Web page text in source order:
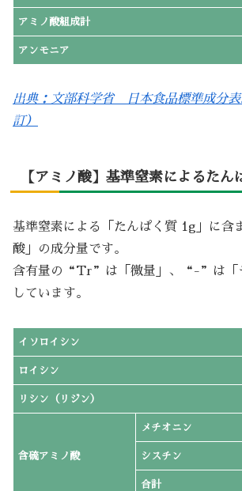
アミノ酸組成計
アンモニア
出典：文部科学省 日本食品標準成分表
訂）
【アミノ酸】基準窒素によるたん
基準窒素による「たんぱく質 1g」に含
酸」の成分量です。
含有量の“Tr”は「微量」、“-”は「
しています。
イソロイシン
ロイシン
リシン（リジン）
含硫アミノ酸
メチオニン
シスチン
合計